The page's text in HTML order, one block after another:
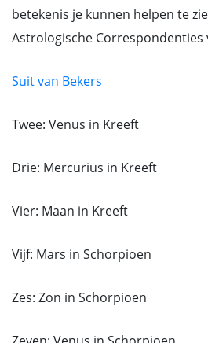
betekenis je kunnen helpen te
Astrologische Correspondenties
Suit van Bekers
Twee: Venus in Kreeft
Drie: Mercurius in Kreeft
Vier: Maan in Kreeft
Vijf: Mars in Schorpioen
Zes: Zon in Schorpioen